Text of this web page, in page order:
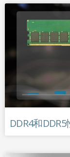
DDR4和